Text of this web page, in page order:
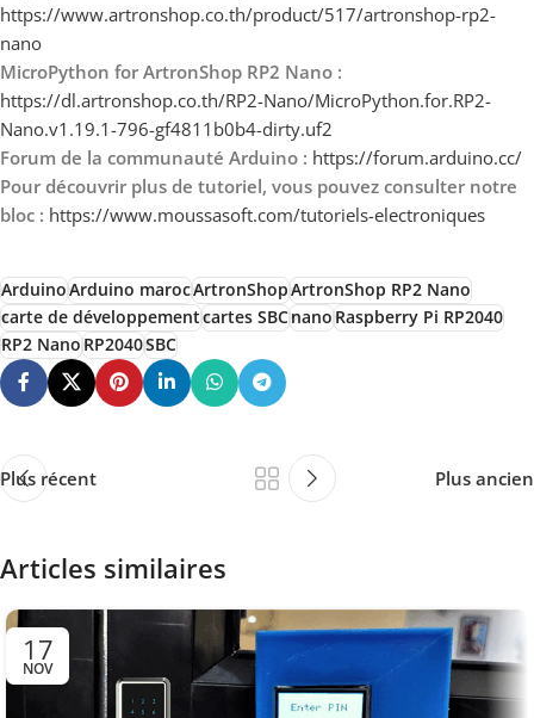
https://www.artronshop.co.th/product/517/artronshop-rp2-
nano
MicroPython for ArtronShop RP2 Nano :
https://dl.artronshop.co.th/RP2-Nano/MicroPython.for.RP2-
Nano.v1.19.1-796-gf4811b0b4-dirty.uf2
Forum de la communauté Arduino : https://forum.arduino.cc/
Pour découvrir plus de tutoriel, vous pouvez consulter notre
bloc : https://www.moussasoft.com/tutoriels-electroniques
ArduinoArduino marocArtronShopArtronShop RP2 Nano
carte de développementcartes SBCnanoRaspberry Pi RP2040
RP2 NanoRP2040SBC
Plus récent Plus ancien
Articles similaires
17
NOV